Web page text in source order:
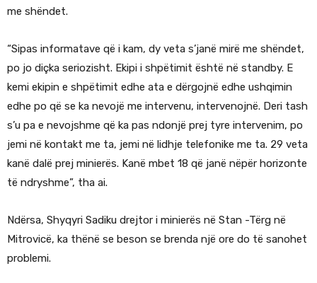
me shëndet.
“Sipas informatave që i kam, dy veta s’janë mirë me shëndet,
po jo diçka seriozisht. Ekipi i shpëtimit është në standby. E
kemi ekipin e shpëtimit edhe ata e dërgojnë edhe ushqimin
edhe po që se ka nevojë me intervenu, intervenojnë. Deri tash
s’u pa e nevojshme që ka pas ndonjë prej tyre intervenim, po
jemi në kontakt me ta, jemi në lidhje telefonike me ta. 29 veta
kanë dalë prej minierës. Kanë mbet 18 që janë nëpër horizonte
të ndryshme”, tha ai.
Ndërsa, Shyqyri Sadiku drejtor i minierës në Stan -Tërg në
Mitrovicë, ka thënë se beson se brenda një ore do të sanohet
problemi.